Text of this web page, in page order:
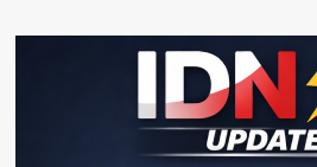
to